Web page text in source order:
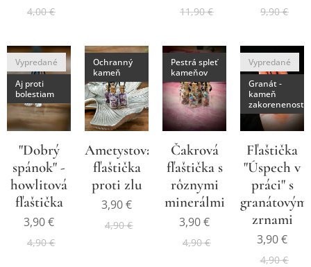
4,00€ 11,90€ 9,90€
"Dobrý
spánok" -
howlitová
fľaštička
Vypredané
Aj proti
bolestiam
3,90€
4,90€
Ametystová
fľaštička
proti zlu
Ochranný
kameň
3,90€
4,90€
Čakrová
fľaštička s
rôznymi
minerálmi
Pestrá spleť
kameňov
3,90€
4,90€
Fľaštička
"Úspech v
práci" s
granátovými
zrnami
Vypredané
Granát -
kameň
zakorenenosti
3,90€
4,90€